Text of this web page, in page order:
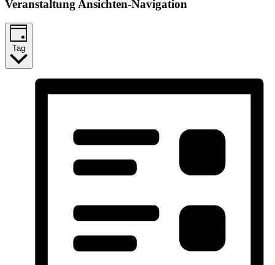
Veranstaltung Ansichten-Navigation
Tag